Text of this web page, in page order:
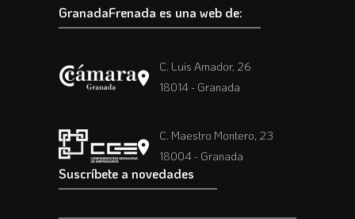
GranadaFrenada es una web de:
C. Luis Amador, 26
18014 - Granada
C. Maestro Montero, 23
18004 - Granada
Suscríbete a novedades